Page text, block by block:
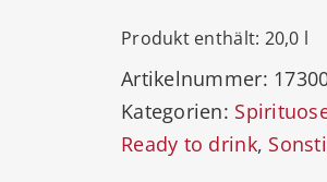
RTD
20
Liter
Fass
Produkt enthält: 20,0 l
Artikelnummer:
Kategorien:
Ready to drink,